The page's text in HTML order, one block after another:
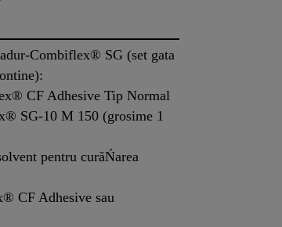
Combiflex® SG (set gata
CF Adhesive Tip Normal
SG-10 M 150 (grosime 1
pentru curăŃarea
CF Adhesive sau